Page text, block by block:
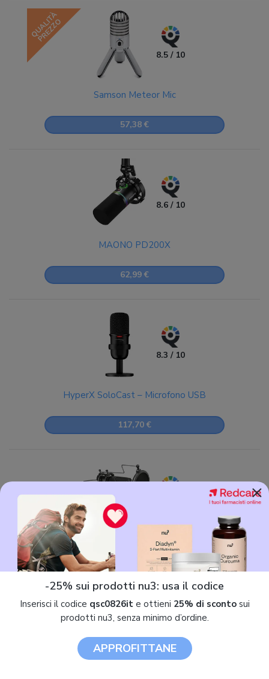
QUALITÀ
PREZZO
8.5 / 10
Samson Meteor Mic
57,38 €
8.6 / 10
MAONO PD200X
62,99 €
8.3 / 10
HyperX SoloCast – Microfono USB
117,70 €
Trust GXT232 Mantis
17,20 €
Microfoni per PC in offerta
×
-25% sui prodotti nu3: usa il codice
Inserisci il codice qsc0826ite ottieni 25% di scontosui
prodotti nu3, senza minimo d’ordine.
APPROFITTANE